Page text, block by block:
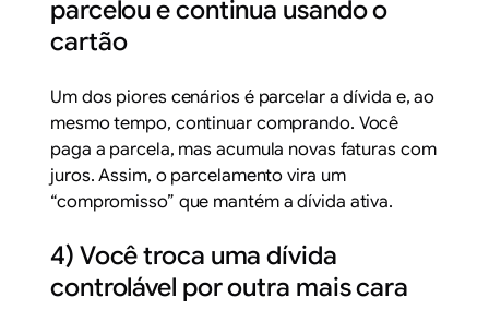
parcelou e continua usando o
cartão
Um dos piores cenários é parcelar a dívida e, ao
mesmo tempo, continuar comprando. Você
paga a parcela, mas acumula novas faturas com
juros. Assim, o parcelamento vira um
“compromisso” que mantém a dívida ativa.
4) Você troca uma dívida
controlável por outra mais cara